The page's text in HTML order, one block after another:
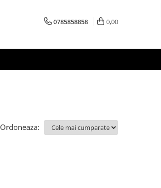
0785858858 0,00
Ordoneaza: